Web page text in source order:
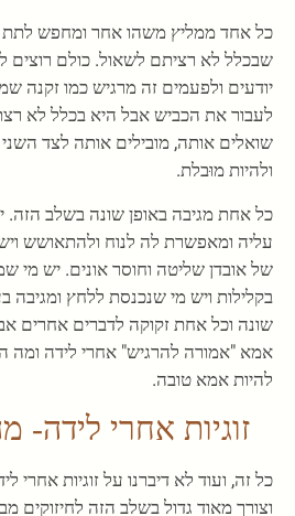
כל אחד ממליץ משהו אחר ומחפש לתת
שבכלל לא רציתם לשאול. כולם רוצים
יודעים ולפעמים זה מרגיש כמו זקנה
לעבור את הכביש אבל היא בכלל לא
שואלים אותה, מובילים אותה לצד
ולהיות מוּבלת.
כל אחת מגיבה באופן שונה בשלב
עליה ומאפשרת לה לנוח ולהתאושש
של אובדן שליטה וחוסר אונים. יש מי
בקלילות ויש מי שנכנסת ללחץ ומגיבה
שונה וכל אחת זקוקה לדברים אחרים
אמא "אמורה להרגיש" אחרי לידה ומה
להיות אמא טובה.
זוגיות אחרי
כל זה, ועוד לא דיברנו על זוגיות אחרי
וצורך מאוד גדול בשלב הזה לחיזוקים